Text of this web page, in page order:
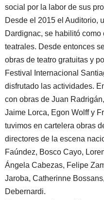
social por la labor de sus
Desde el 2015 el Auditorio,
Dardignac, se habilitó
teatrales. Desde entonces
obras de teatro gratuitas y
Festival Internacional
disfrutado las actividades.
con obras de Juan
Jaime Lorca, Egon Wolff y
tuvimos en cartelera obras
directores de la escena
Faúndez, Bosco Cayo,
Ángela Cabezas, Felipe
Jaroba, Catherinne
Debernardi.